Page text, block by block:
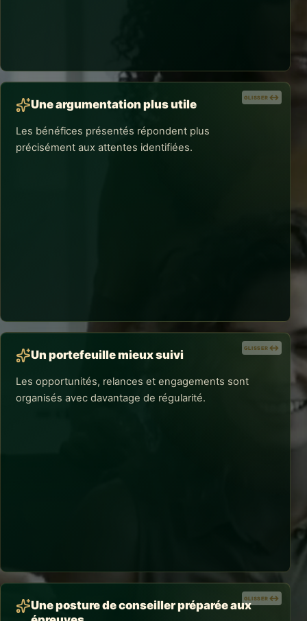
GLISSER
Une argumentation plus utile
Les bénéfices présentés répondent plus
précisément aux attentes identifiées.
GLISSER
GLISSER
Un portefeuille mieux suivi
Les opportunités, relances et engagements sont
organisés avec davantage de régularité.
GLISSER
GLISSER
Une posture de conseiller préparée aux
GLISSER